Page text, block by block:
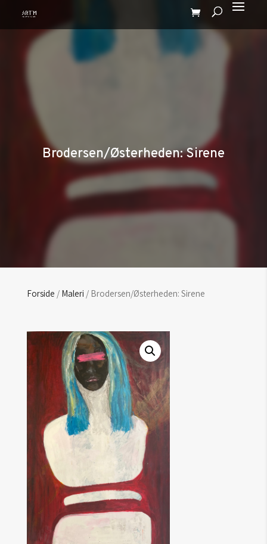
Brodersen/Østerheden: Sirene
Forside / Maleri / Brodersen/Østerheden: Sirene